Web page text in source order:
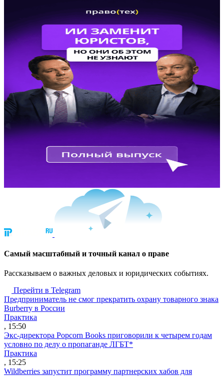
Cамый масштабный и точный канал о праве
Рассказываем о важных деловых и юридических событиях.
Перейти в Telegram
Предприниматель не смог прекратить охрану товарного знака
Burberry в России
Практика
, 15:50
Экс-директора Popcorn Books приговорили к четырем годам
условно по делу о пропаганде ЛГБТ*
Практика
, 15:25
Wildberries запустит программу партнерских хабов для